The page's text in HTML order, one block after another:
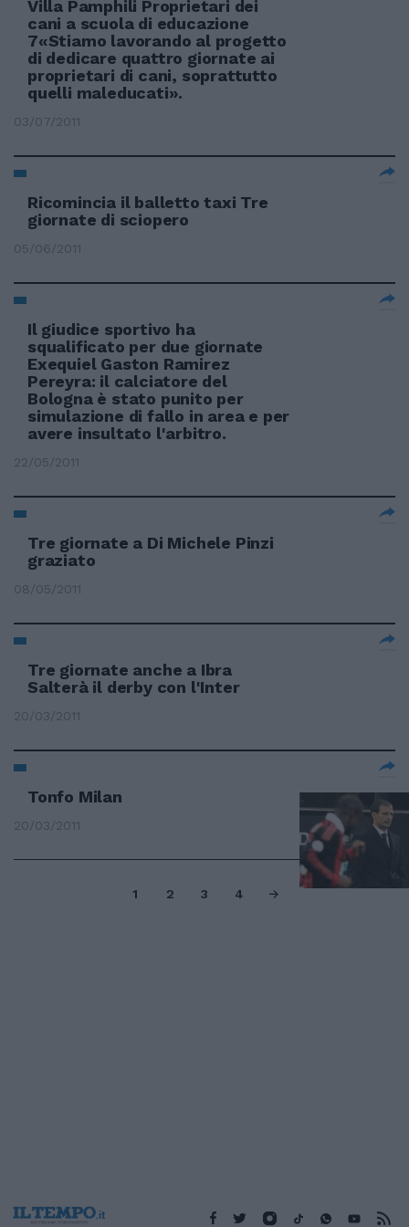
Villa Pamphili Proprietari dei
cani a scuola di educazione
7«Stiamo lavorando al progetto
di dedicare quattro giornate ai
proprietari di cani, soprattutto
quelli maleducati».
03/07/2011
Ricomincia il balletto taxi Tre
giornate di sciopero
05/06/2011
Il giudice sportivo ha
squalificato per due giornate
Exequiel Gaston Ramirez
Pereyra: il calciatore del
Bologna è stato punito per
simulazione di fallo in area e per
avere insultato l'arbitro.
22/05/2011
Tre giornate a Di Michele Pinzi
graziato
08/05/2011
Tre giornate anche a Ibra
Salterà il derby con l'Inter
20/03/2011
Tonfo Milan
20/03/2011
1 2 3 4